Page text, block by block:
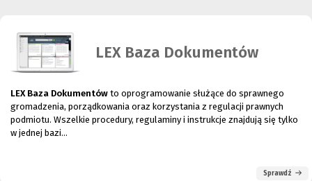
LEX Baza Dokumentów
LEX Baza Dokumentów to oprogramowanie służące do sprawnego
gromadzenia, porządkowania oraz korzystania z regulacji prawnych
podmiotu. Wszelkie procedury, regulaminy i instrukcje znajdują się tylko
w jednej bazi...
Sprawdź